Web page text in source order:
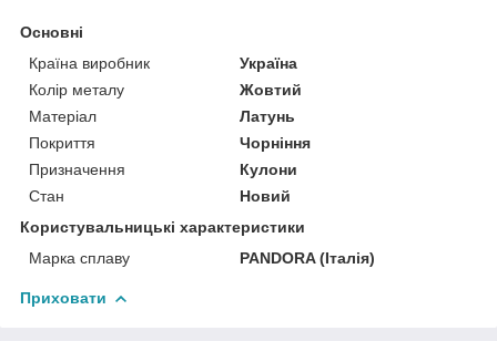
Основні
Країна виробник
Україна
Колір металу
Жовтий
Матеріал
Латунь
Покриття
Чорніння
Призначення
Кулони
Стан
Новий
Користувальницькі характеристики
Марка сплаву
PANDORA (Італія)
Приховати